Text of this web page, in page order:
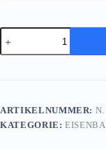
Dampflok
bei
Abfahrt
dem
Bild
auf
ARTIKELNUMMER: N.
KATEGORIE: